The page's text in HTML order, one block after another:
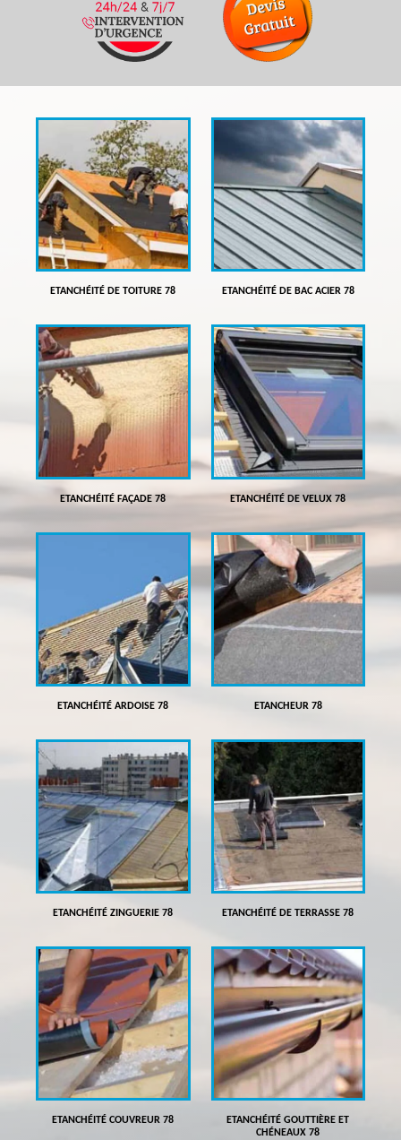
ETANCHÉITÉ DE TOITURE 78 ETANCHÉITÉ DE BAC ACIER 78
ETANCHÉITÉ FAÇADE 78 ETANCHÉITÉ DE VELUX 78
ETANCHÉITÉ ARDOISE 78 ETANCHEUR 78
ETANCHÉITÉ ZINGUERIE 78 ETANCHÉITÉ DE TERRASSE 78
ETANCHÉITÉ COUVREUR 78
ETANCHÉITÉ GOUTTIÈRE ET
CHÉNEAUX 78